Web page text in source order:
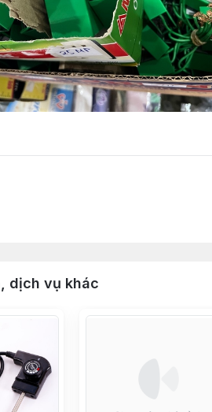
dịch vụ khác